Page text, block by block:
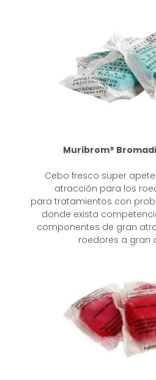
Muribrom®
Cebo fresco super
atracción para los
para tratamientos con
donde exista
componentes de gran
roedores a gran